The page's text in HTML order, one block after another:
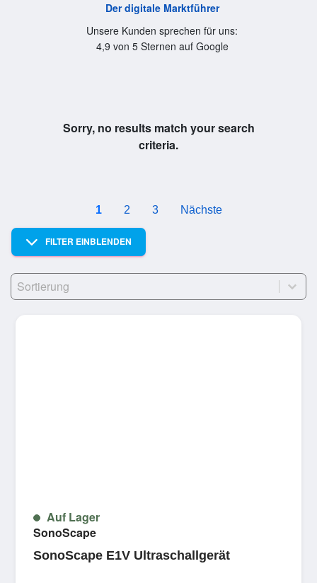
Der digitale Marktführer
Unsere Kunden sprechen für uns:
4,9 von 5 Sternen auf Google
Sorry, no results match your search
criteria.
1 2 3 Nächste
FILTER EINBLENDEN
Sort
Sort content
Auf Lager
SonoScape
SonoScape E1V Ultraschallgerät